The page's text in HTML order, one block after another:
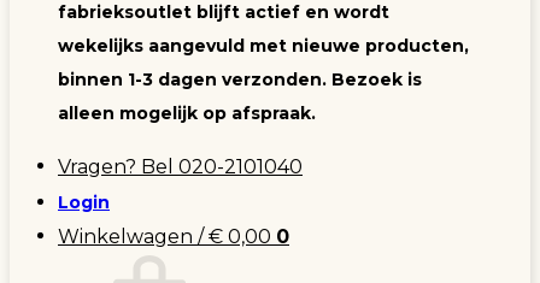
fabrieksoutlet blijft actief en wordt
wekelijks aangevuld met nieuwe producten,
binnen 1-3 dagen verzonden. Bezoek is
alleen mogelijk op afspraak.
Vragen? Bel 020-2101040
Login
Winkelwagen /€ 0,00 0